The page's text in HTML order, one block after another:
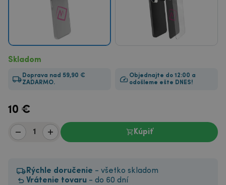
Skladom
Doprava nad 59,90 €
ZADARMO.
Objednajte do 12:00 a
odošleme ešte DNES!
10 €
Kúpiť
Rýchle doručenie - všetko skladom
Vrátenie tovaru - do 60 dní